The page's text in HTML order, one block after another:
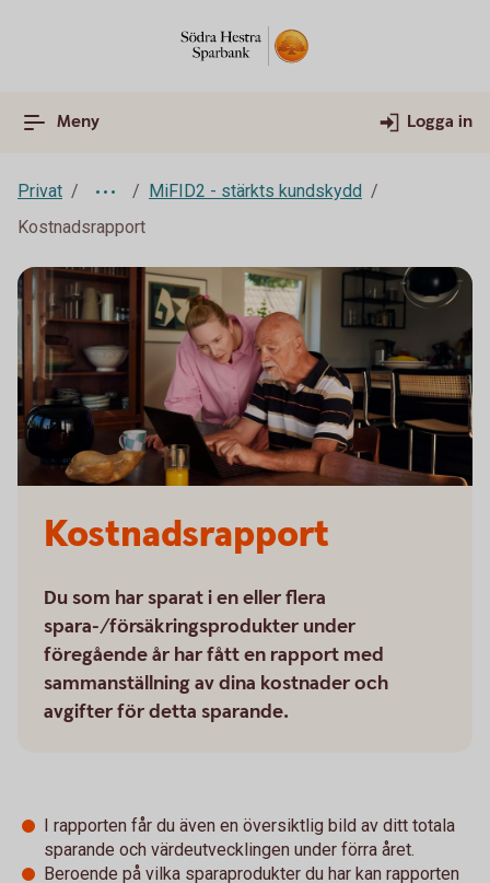
Meny Logga in
Privat
MiFID2 - stärkts kundskydd
Kostnadsrapport
Kostnadsrapport
Du som har sparat i en eller flera
spara-/försäkringsprodukter under
föregående år har fått en rapport med
sammanställning av dina kostnader och
avgifter för detta sparande.
I rapporten får du även en översiktlig bild av ditt totala
sparande och värdeutvecklingen under förra året.
Beroende på vilka sparaprodukter du har kan rapporten